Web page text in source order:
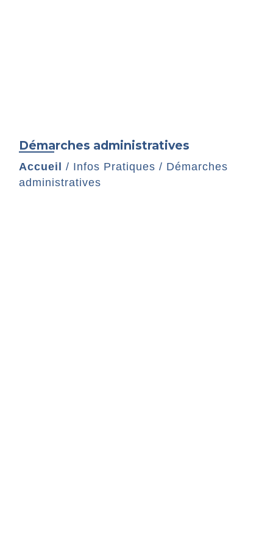
Démarches administratives
Accueil / Infos Pratiques / Démarches
administratives